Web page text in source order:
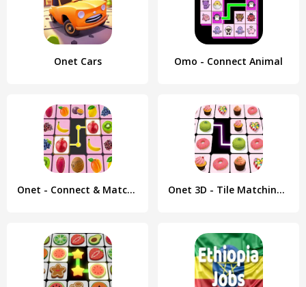
Onet Cars Omo - Connect Animal
Onet - Connect & Match Puzzle Onet 3D - Tile Matching Game